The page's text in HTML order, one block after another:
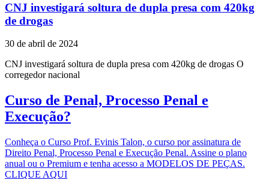
CNJ investigará soltura de dupla presa com 420kg
de drogas
30 de abril de 2024
CNJ investigará soltura de dupla presa com 420kg de drogas O
corregedor nacional
Curso de Penal, Processo Penal e
Execução?
Conheça o Curso Prof. Evinis Talon, o curso por assinatura de
Direito Penal, Processo Penal e Execução Penal. Assine o plano
anual ou o Premium e tenha acesso a MODELOS DE PEÇAS.
CLIQUE AQUI